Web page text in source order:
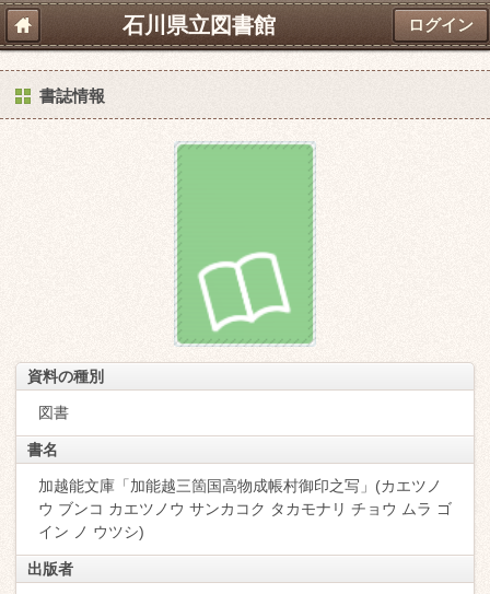
石川県立図書館 ログイン
書誌情報
資料の種別
図書
書名
加越能文庫「加能越三箇国高物成帳村御印之写」(カエツノ
ウ ブンコ カエツノウ サンカコク タカモナリ チョウ ムラ ゴ
イン ノ ウツシ)
出版者